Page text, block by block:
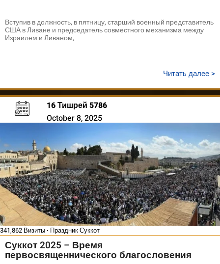
Вступив в должность, в пятницу, старший военный представитель
США в Ливане и председатель совместного механизма между
Израилем и Ливаном,
Читать далее >
16 Тишрей 5786
October 8, 2025
341,862 Визиты Праздник Суккот
Суккот 2025 – Время
первосвященнического благословения